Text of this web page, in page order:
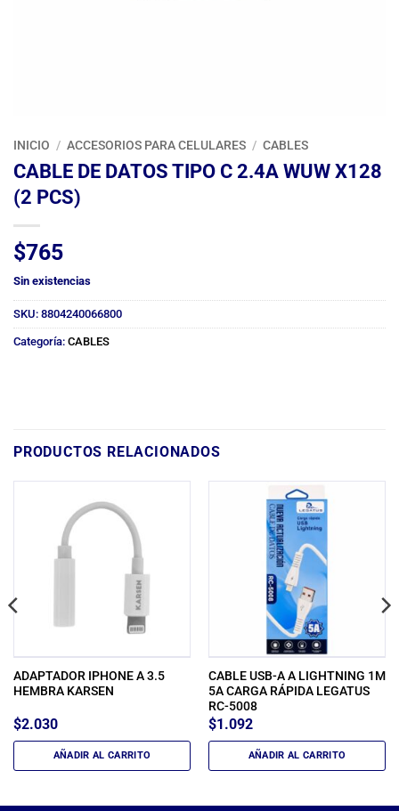
INICIO / ACCESORIOS PARA CELULARES / CABLES
CABLE DE DATOS TIPO C 2.4A WUW X128
(2 PCS)
$765
Sin existencias
SKU: 8804240066800
Categoría: CABLES
PRODUCTOS RELACIONADOS
ADAPTADOR IPHONE A 3.5
HEMBRA KARSEN
$2.030
AÑADIR AL CARRITO
CABLE USB-A A LIGHTNING 1M
5A CARGA RÁPIDA LEGATUS
RC-5008
$1.092
AÑADIR AL CARRITO